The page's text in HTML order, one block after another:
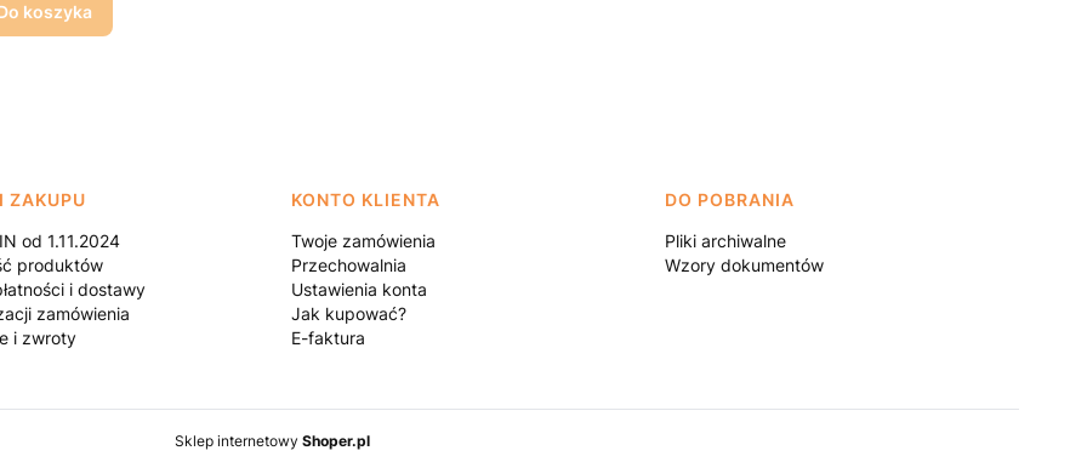
koszyka
ZAKUPU
od 1.11.2024
produktów
i dostawy
zamówienia
i zwroty
KONTO KLIENTA
Twoje zamówienia
Przechowalnia
Ustawienia konta
Jak kupować?
E-faktura
DO POBRANIA
Pliki archiwalne
Wzory dokumentów
Sklep internetowy Shoper.pl